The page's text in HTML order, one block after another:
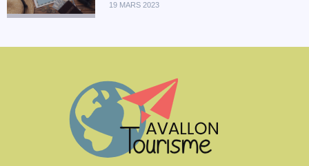
19 MARS 2023